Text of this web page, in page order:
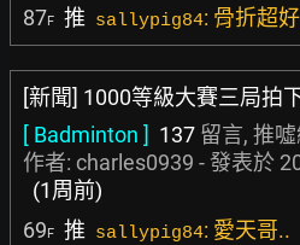
87F 推 sallypig84: 骨折超
[新聞] 1000等級大賽三局拍
[ Badminton ] 137 留言, 推
作者: charles0939 - 發表於
(1周前)
69F 推 sallypig84: 愛天哥..